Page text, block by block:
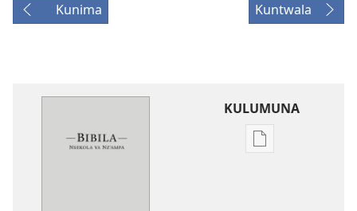
Kunima Kuntwala
KULUMUNA
Kulumuna